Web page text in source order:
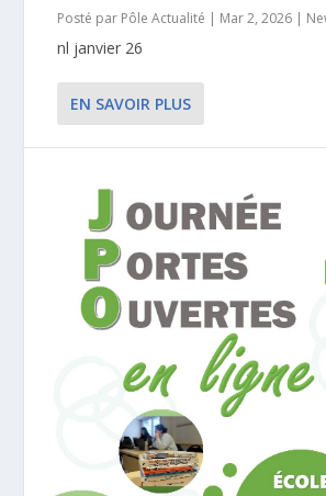
Posté par Pôle Actualité | Mar 2, 2026 |
nl janvier 26
EN SAVOIR PLUS